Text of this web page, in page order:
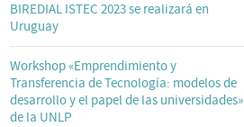
BIREDIAL ISTEC 2023 se realizará en
Uruguay
Workshop «Emprendimiento y
Transferencia de Tecnología: modelos de
desarrollo y el papel de las universidades»
de la UNLP